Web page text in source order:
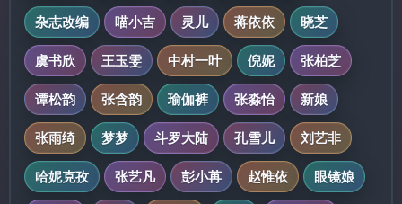
杂志改编
喵小吉 灵儿 蒋依依
晓芝
虞书欣
王玉雯 中村一叶 倪妮
张柏芝
谭松韵
张含韵 瑜伽裤 张淼怡
新娘
张雨绮
梦梦 斗罗大陆 孔雪儿
刘艺非
哈妮克孜
张艺凡 彭小苒 赵惟依
眼镜娘